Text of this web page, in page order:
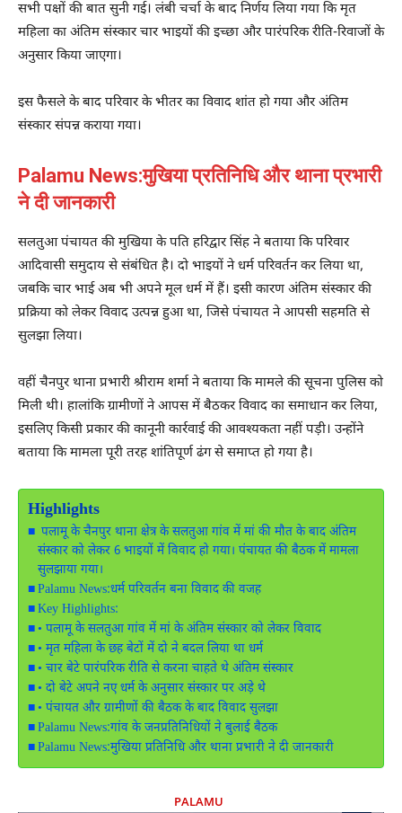
सभी पक्षों की बात सुनी गई। लंबी चर्चा के बाद निर्णय लिया गया कि मृत
महिला का अंतिम संस्कार चार भाइयों की इच्छा और पारंपरिक रीति-रिवाजों के
अनुसार किया जाएगा।
इस फैसले के बाद परिवार के भीतर का विवाद शांत हो गया और अंतिम
संस्कार संपन्न कराया गया।
Palamu News:मुखिया प्रतिनिधि और थाना प्रभारी
ने दी जानकारी
सलतुआ पंचायत की मुखिया के पति हरिद्वार सिंह ने बताया कि परिवार
आदिवासी समुदाय से संबंधित है। दो भाइयों ने धर्म परिवर्तन कर लिया था,
जबकि चार भाई अब भी अपने मूल धर्म में हैं। इसी कारण अंतिम संस्कार की
प्रक्रिया को लेकर विवाद उत्पन्न हुआ था, जिसे पंचायत ने आपसी सहमति से
सुलझा लिया।
वहीं चैनपुर थाना प्रभारी श्रीराम शर्मा ने बताया कि मामले की सूचना पुलिस को
मिली थी। हालांकि ग्रामीणों ने आपस में बैठकर विवाद का समाधान कर लिया,
इसलिए किसी प्रकार की कानूनी कार्रवाई की आवश्यकता नहीं पड़ी। उन्होंने
बताया कि मामला पूरी तरह शांतिपूर्ण ढंग से समाप्त हो गया है।
Highlights
पलामू के चैनपुर थाना क्षेत्र के सलतुआ गांव में मां की मौत के बाद अंतिम
संस्कार को लेकर 6 भाइयों में विवाद हो गया। पंचायत की बैठक में मामला
सुलझाया गया।
Palamu News:धर्म परिवर्तन बना विवाद की वजह
Key Highlights:
• पलामू के सलतुआ गांव में मां के अंतिम संस्कार को लेकर विवाद
• मृत महिला के छह बेटों में दो ने बदल लिया था धर्म
• चार बेटे पारंपरिक रीति से करना चाहते थे अंतिम संस्कार
• दो बेटे अपने नए धर्म के अनुसार संस्कार पर अड़े थे
• पंचायत और ग्रामीणों की बैठक के बाद विवाद सुलझा
Palamu News:गांव के जनप्रतिनिधियों ने बुलाई बैठक
Palamu News:मुखिया प्रतिनिधि और थाना प्रभारी ने दी जानकारी
PALAMU